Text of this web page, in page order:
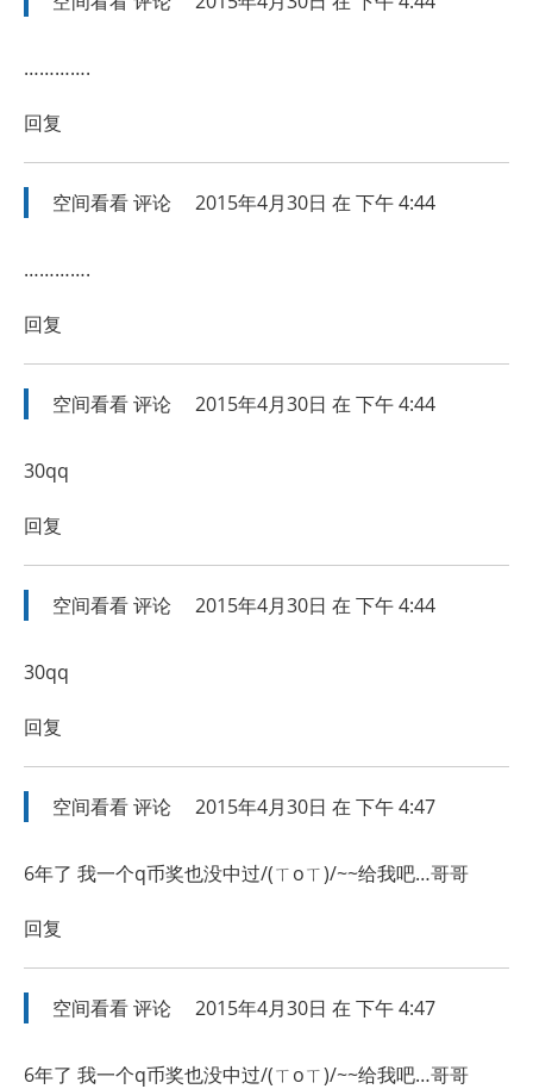
………….
回复
空间看看评论 2015年4月30日 在 下午 4:44
………….
回复
空间看看评论 2015年4月30日 在 下午 4:44
30qq
回复
空间看看评论 2015年4月30日 在 下午 4:44
30qq
回复
空间看看评论 2015年4月30日 在 下午 4:47
6年了 我一个q币奖也没中过/(ㄒoㄒ)/~~给我吧…哥哥
回复
空间看看评论 2015年4月30日 在 下午 4:47
6年了 我一个q币奖也没中过/(ㄒoㄒ)/~~给我吧…哥哥